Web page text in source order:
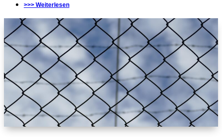
>>> Weiterlesen